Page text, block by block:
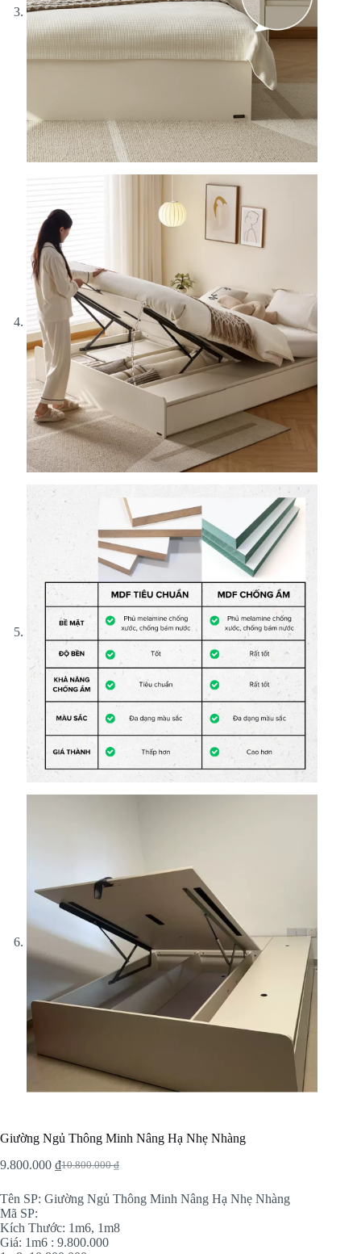
Giường Ngủ Thông Minh Nâng Hạ Nhẹ Nhàng
10.800.000₫
Original
was:
9.800.000 ₫Current
is:
Tên SP: Giường Ngủ Thông Minh Nâng Hạ Nhẹ Nhàng
Mã SP:
Kích Thước: 1m6, 1m8
Giá: 1m6 : 9.800.000